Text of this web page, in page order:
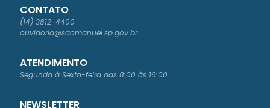
CONTATO
(14) 3812-4400
ouvidoria@saomanuel.sp.gov.br
ATENDIMENTO
Segunda à Sexta-feira das 8:00 às 16:00
NEWSLETTER